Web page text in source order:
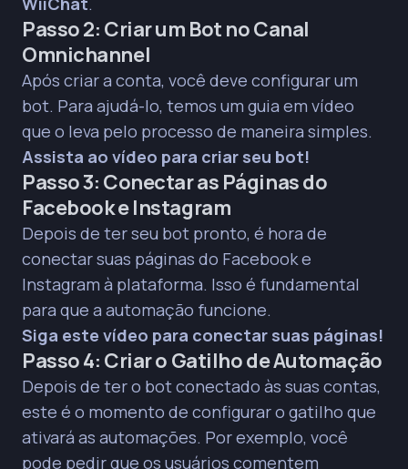
Passo 2: Criar um Bot no Canal
Omnichannel
Após criar a conta, você deve configurar um
bot. Para ajudá-lo, temos um guia em vídeo
que o leva pelo processo de maneira simples.
Assista ao vídeo para criar seu bot!
Passo 3: Conectar as Páginas do
Facebook e Instagram
Depois de ter seu bot pronto, é hora de
conectar suas páginas do Facebook e
Instagram à plataforma. Isso é fundamental
para que a automação funcione.
Siga este vídeo para conectar suas páginas!
Passo 4: Criar o Gatilho de Automação
Depois de ter o bot conectado às suas contas,
este é o momento de configurar o gatilho que
ativará as automações. Por exemplo, você
pode pedir que os usuários comentem